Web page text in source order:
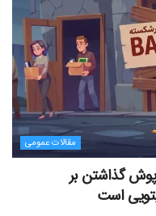
مقالات عمومی
گذاشتن بر
است